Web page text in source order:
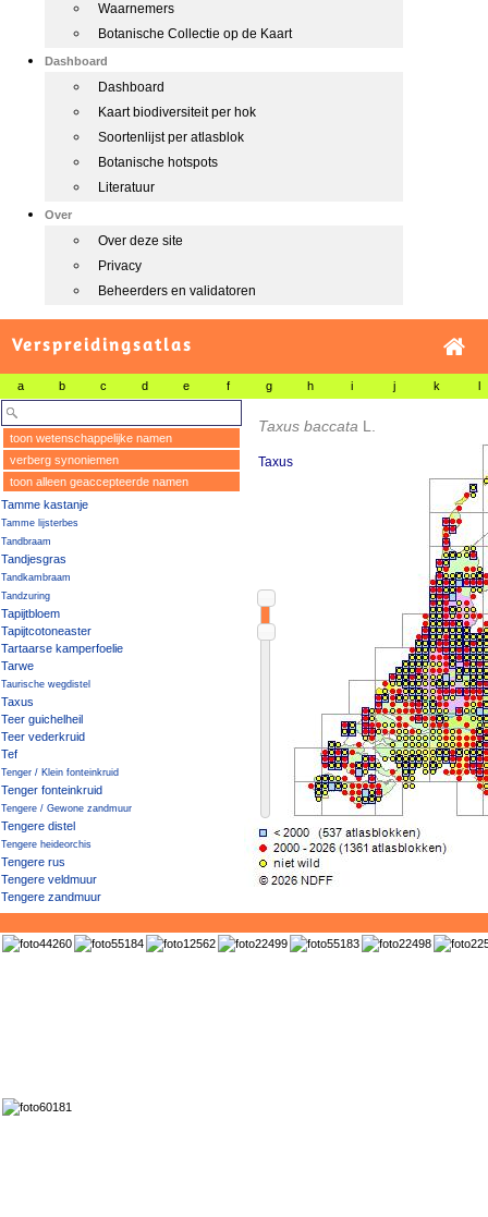
Waarnemers
Botanische Collectie op de Kaart
Dashboard
Dashboard
Kaart biodiversiteit per hok
Soortenlijst per atlasblok
Botanische hotspots
Literatuur
Over
Over deze site
Privacy
Beheerders en validatoren
Verspreidingsatlas
a b c d e f g h i j k l
toon wetenschappelijke namen
verberg synoniemen
toon alleen geaccepteerde namen
Tamme kastanje
Tamme lijsterbes
Tandbraam
Tandjesgras
Tandkambraam
Tandzuring
Tapijtbloem
Tapijtcotoneaster
Tartaarse kamperfoelie
Tarwe
Taurische wegdistel
Taxus
Teer guichelheil
Teer vederkruid
Tef
Tenger / Klein fonteinkruid
Tenger fonteinkruid
Tengere / Gewone zandmuur
Tengere distel
Tengere heideorchis
Tengere rus
Tengere veldmuur
Tengere zandmuur
Tere braam
Tere stekelvaren
Tere twijfelbraam
Torenkruid
Taxus baccata L.
Taxus